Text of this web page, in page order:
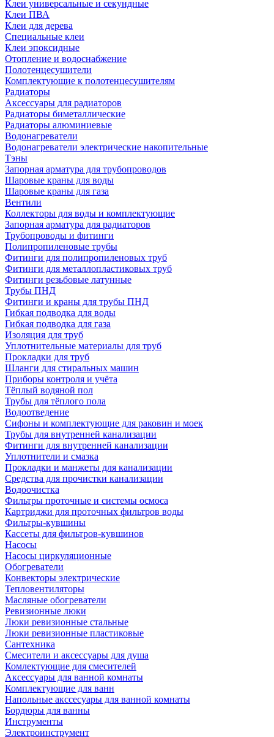
Клеи универсальные и секундные
Клеи ПВА
Клеи для дерева
Специальные клеи
Клеи эпоксидные
Отопление и водоснабжение
Полотенцесушители
Комплектующие к полотенцесушителям
Радиаторы
Аксессуары для радиаторов
Радиаторы биметаллические
Радиаторы алюминиевые
Водонагреватели
Водонагреватели электрические накопительные
Тэны
Запорная арматура для трубопроводов
Шаровые краны для воды
Шаровые краны для газа
Вентили
Коллекторы для воды и комплектующие
Запорная арматура для радиаторов
Трубопроводы и фитинги
Полипропиленовые трубы
Фитинги для полипропиленовых труб
Фитинги для металлопластиковых труб
Фитинги резьбовые латунные
Трубы ПНД
Фитинги и краны для трубы ПНД
Гибкая подводка для воды
Гибкая подводка для газа
Изоляция для труб
Уплотнительные материалы для труб
Прокладки для труб
Шланги для стиральных машин
Приборы контроля и учёта
Тёплый водяной пол
Трубы для тёплого пола
Водоотведение
Сифоны и комплектующие для раковин и моек
Трубы для внутренней канализации
Фитинги для внутренней канализации
Уплотнители и смазка
Прокладки и манжеты для канализации
Средства для прочистки канализации
Водоочистка
Фильтры проточные и системы осмоса
Картриджи для проточных фильтров воды
Фильтры-кувшины
Кассеты для фильтров-кувшинов
Насосы
Насосы циркуляционные
Обогреватели
Конвекторы электрические
Тепловентиляторы
Масляные обогреватели
Ревизионные люки
Люки ревизионные стальные
Люки ревизионные пластиковые
Сантехника
Смесители и аксессуары для душа
Комлектующие для смесителей
Аксессуары для ванной комнаты
Комплектующие для ванн
Напольные акссесуары для ванной комнаты
Бордюры для ванны
Инструменты
Электроинструмент